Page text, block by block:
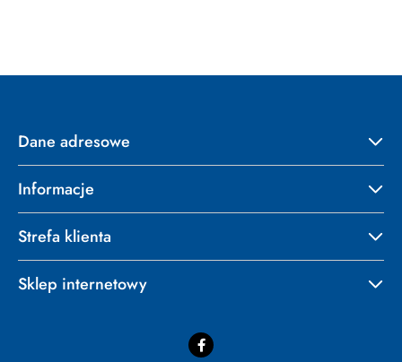
Dane adresowe
Informacje
Strefa klienta
Sklep internetowy